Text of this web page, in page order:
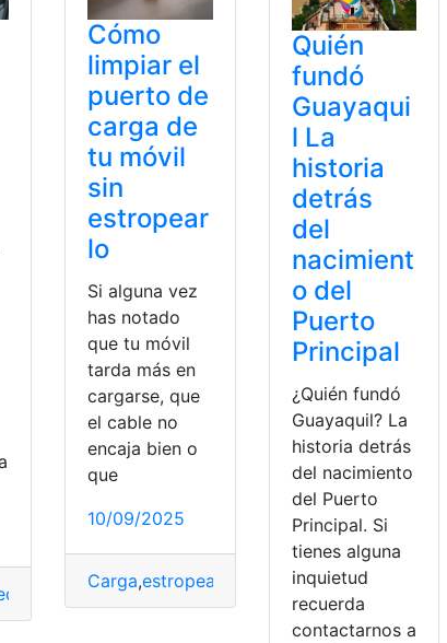
,Honda, Honda Elite Novedades
Cómo
limpiar el
puerto de
carga de
tu móvil
sin
estropear
lo
Si alguna vez
has notado
que tu móvil
tarda más en
cargarse, que
el cable no
encaja bien o
que
10/09/2025
Carga,estropearlo Limpiar,Móvil,Puerto
Quién
fundó
Guayaqui
l La
historia
detrás
del
nacimient
o del
Puerto
Principal
¿Quién fundó
Guayaquil? La
historia detrás
del nacimiento
del Puerto
Principal. Si
tienes alguna
inquietud
recuerda
contactarnos a